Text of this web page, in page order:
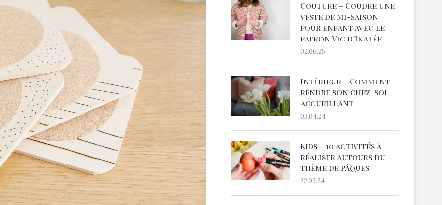
Couture – Coudre une
veste de mi-saison
pour enfant avec le
patron Vic d’Ikatée
02.06.25
Intérieur – Comment
rendre son chez-soi
accueillant
03.04.24
Kids – 10 activités à
réaliser autours du
thème de pâques
22.03.24